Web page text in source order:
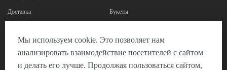
Доставка
Наши реквизиты
Букеты
Цветы в коробках
Мы используем cookie. Это позволяет нам
анализировать взаимодействие посетителей с сайтом
и делать его лучше. Продолжая пользоваться сайтом,